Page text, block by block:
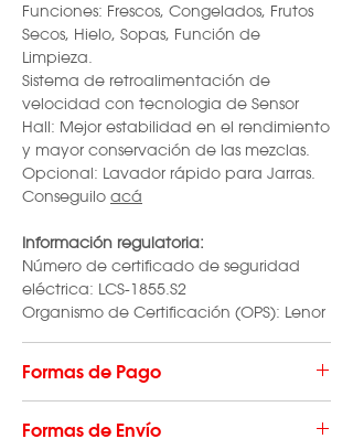
Funciones: Frescos, Congelados, Frutos
Secos, Hielo, Sopas, Función de
Limpieza.
Sistema de retroalimentación de
velocidad con tecnologia de Sensor
Hall: Mejor estabilidad en el rendimiento
y mayor conservación de las mezclas.
Opcional: Lavador rápido para Jarras.
Conseguilo acá
Información regulatoria:
Número de certificado de seguridad
eléctrica: LCS-1855.S2
Organismo de Certificación (OPS): Lenor
Formas de Pago
Formas de Envío